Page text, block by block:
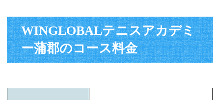
WINGLOBALテニスアカデミ
ー蒲郡のコース料金